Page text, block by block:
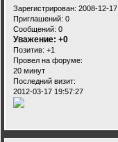
Зарегистрирован: 2008-12-17
Приглашений: 0
Сообщений: 0
Уважение: +0
Позитив: +1
Провел на форуме:
20 минут
Последний визит:
2012-03-17 19:57:27